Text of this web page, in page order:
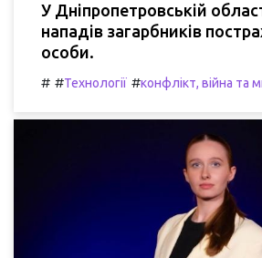
У Дніпропетровській
нападів загарбників
особи.
# #Технології #конфлікт, війна та